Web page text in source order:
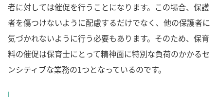
者に対しては催促を行うことになります。この場合、保護
者を傷つけないように配慮するだけでなく、他の保護者に
気づかれないように行う必要もあります。そのため、保育
料の催促は保育士にとって精神面に特別な負荷のかかるセ
ンシティブな業務の1つとなっているのです。